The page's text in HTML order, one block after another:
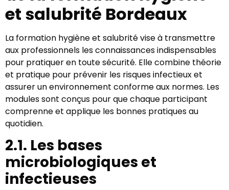
et salubrité Bordeaux
La formation hygiène et salubrité vise à transmettre
aux professionnels les connaissances indispensables
pour pratiquer en toute sécurité. Elle combine théorie
et pratique pour prévenir les risques infectieux et
assurer un environnement conforme aux normes. Les
modules sont conçus pour que chaque participant
comprenne et applique les bonnes pratiques au
quotidien.
2.1. Les bases
microbiologiques et
infectieuses